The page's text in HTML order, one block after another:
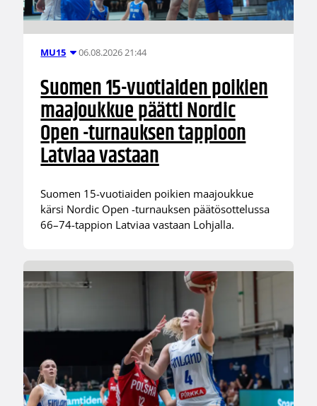
MU15 06.08.2026 21:44
Suomen 15-vuotiaiden poikien
maajoukkue päätti Nordic
Open -turnauksen tappioon
Latviaa vastaan
Suomen 15-vuotiaiden poikien maajoukkue
kärsi Nordic Open -turnauksen päätösottelussa
66–74-tappion Latviaa vastaan Lohjalla.